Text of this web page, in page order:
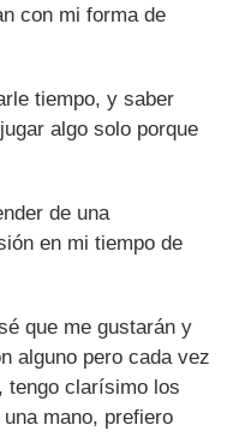
con mi forma de
tiempo, y saber
algo solo porque
de una
en mi tiempo de
que me gustarán y
alguno pero cada vez
tengo clarísimo los
mano, prefiero